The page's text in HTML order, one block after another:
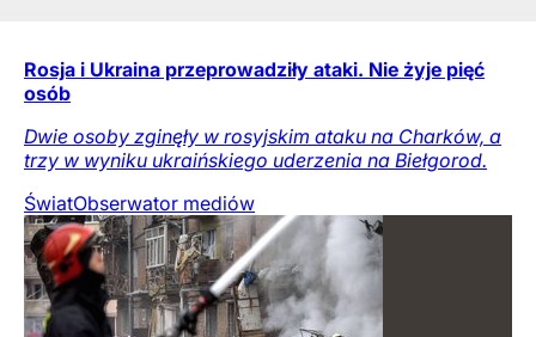
Rosja i Ukraina przeprowadziły ataki. Nie żyje pięć
osób
Dwie osoby zginęły w rosyjskim ataku na Charków, a
trzy w wyniku ukraińskiego uderzenia na Biełgorod.
ŚwiatObserwator mediów